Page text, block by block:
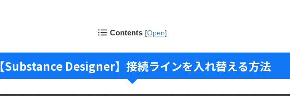
Contents [Open]
【Substance Designer】接続ラインを入れ替える方法